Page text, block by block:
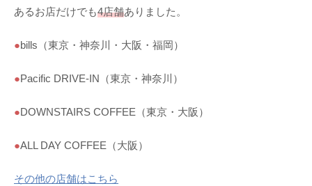
あるお店だけでも4店舗ありました。
●bills（東京・神奈川・大阪・福岡）
●Pacific DRIVE-IN（東京・神奈川）
●DOWNSTAIRS COFFEE（東京・大阪）
●ALL DAY COFFEE（大阪）
その他の店舗はこちら